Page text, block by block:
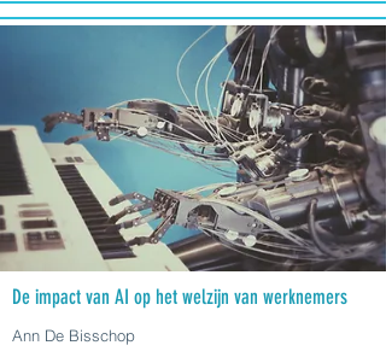
De impact van AI op het welzijn van werknemers
Ann De Bisschop